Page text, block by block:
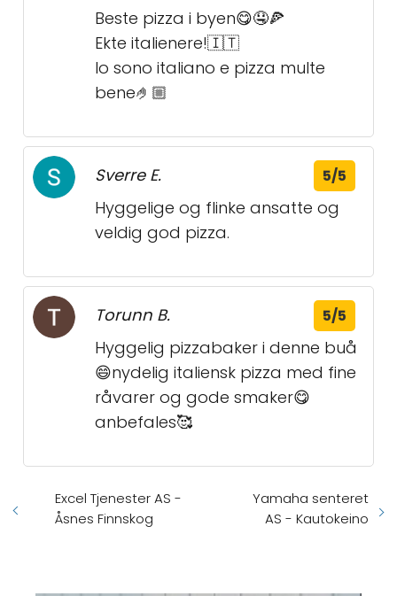
Beste pizza i byen😋🤤🍕
Ekte italienere!🇮🇹
Io sono italiano e pizza multe
bene🤌🏼
Sverre E. 5/5
Hyggelige og flinke ansatte og
veldig god pizza.
Torunn B. 5/5
Hyggelig pizzabaker i denne buå
😄nydelig italiensk pizza med fine
råvarer og gode smaker😋
anbefales🥰
Excel Tjenester AS -
Åsnes Finnskog
Yamaha senteret
AS - Kautokeino